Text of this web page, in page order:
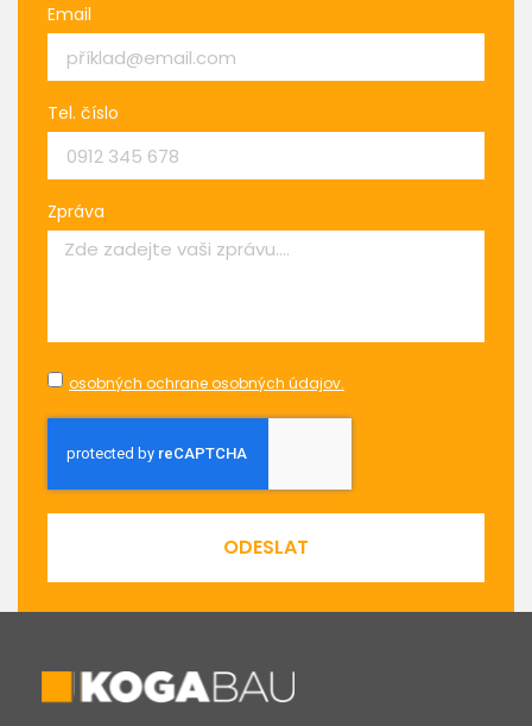
Email
Tel. číslo
Zpráva
osobných ochrane osobných údajov.
ODESLAT